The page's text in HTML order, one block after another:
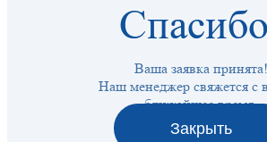
Ваша заявка принята!
Наш менеджер свяжется с
ближайшее время.
Закрыть